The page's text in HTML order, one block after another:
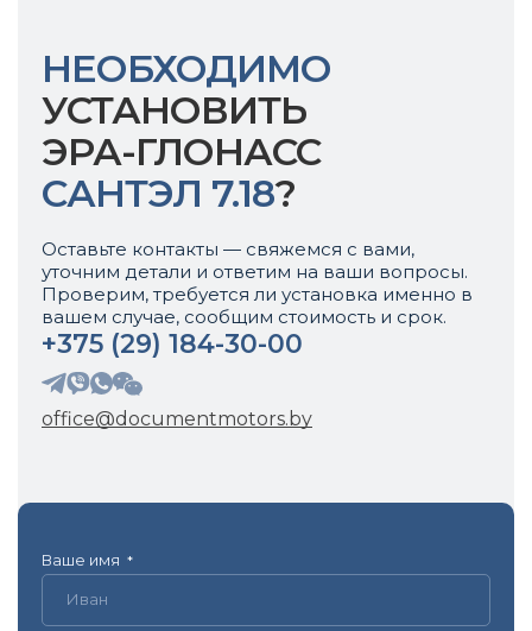
НЕОБХОДИМО
УСТАНОВИТЬ
ЭРА-ГЛОНАСС
САНТЭЛ 7.18?
Оставьте контакты — свяжемся с вами,
уточним детали и ответим на ваши вопросы.
Проверим, требуется ли установка именно в
вашем случае, сообщим стоимость и срок.
+375 (29) 184-30-00
office@documentmotors.by
Ваше имя *